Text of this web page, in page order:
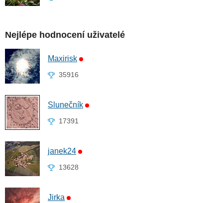
Nejlépe hodnocení uživatelé
Maxirisk
35916
Slunečník
17391
janek24
13628
Jirka